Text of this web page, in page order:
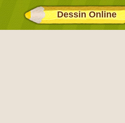
Dessin Online